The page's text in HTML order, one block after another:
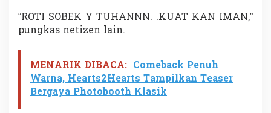
“ROTI SOBEK Y TUHANNN. .KUAT KAN IMAN,”
pungkas netizen lain.
MENARIK DIBACA: Comeback Penuh
Warna, Hearts2Hearts Tampilkan Teaser
Bergaya Photobooth Klasik